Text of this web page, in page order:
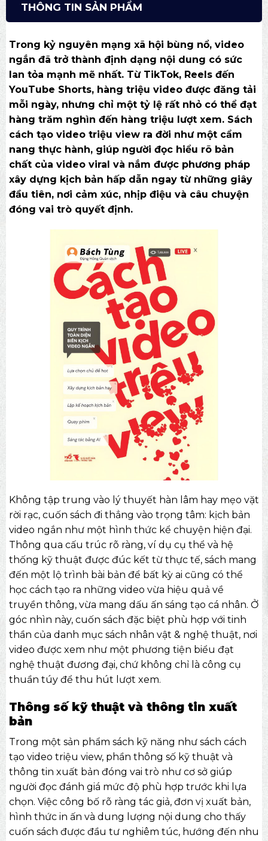
THÔNG TIN SẢN PHẨM
Trong kỷ nguyên mạng xã hội bùng nổ, video
ngắn đã trở thành định dạng nội dung có sức
lan tỏa mạnh mẽ nhất. Từ TikTok, Reels đến
YouTube Shorts, hàng triệu video được đăng tải
mỗi ngày, nhưng chỉ một tỷ lệ rất nhỏ có thể đạt
hàng trăm nghìn đến hàng triệu lượt xem. Sách
cách tạo video triệu view ra đời như một cẩm
nang thực hành, giúp người đọc hiểu rõ bản
chất của video viral và nắm được phương pháp
xây dựng kịch bản hấp dẫn ngay từ những giây
đầu tiên, nơi cảm xúc, nhịp điệu và câu chuyện
đóng vai trò quyết định.
Không tập trung vào lý thuyết hàn lâm hay mẹo vặt
rời rạc, cuốn sách đi thẳng vào trọng tâm: kịch bản
video ngắn như một hình thức kể chuyện hiện đại.
Thông qua cấu trúc rõ ràng, ví dụ cụ thể và hệ
thống kỹ thuật được đúc kết từ thực tế, sách mang
đến một lộ trình bài bản để bất kỳ ai cũng có thể
học cách tạo ra những video vừa hiệu quả về
truyền thông, vừa mang dấu ấn sáng tạo cá nhân. Ở
góc nhìn này, cuốn sách đặc biệt phù hợp với tinh
thần của danh mục sách nhân vật & nghệ thuật, nơi
video được xem như một phương tiện biểu đạt
nghệ thuật đương đại, chứ không chỉ là công cụ
thuần túy để thu hút lượt xem.
Thông số kỹ thuật và thông tin xuất
bản
Trong một sản phẩm sách kỹ năng như sách cách
tạo video triệu view, phần thông số kỹ thuật và
thông tin xuất bản đóng vai trò như cơ sở giúp
người đọc đánh giá mức độ phù hợp trước khi lựa
chọn. Việc công bố rõ ràng tác giả, đơn vị xuất bản,
hình thức in ấn và dung lượng nội dung cho thấy
cuốn sách được đầu tư nghiêm túc, hướng đến nhu